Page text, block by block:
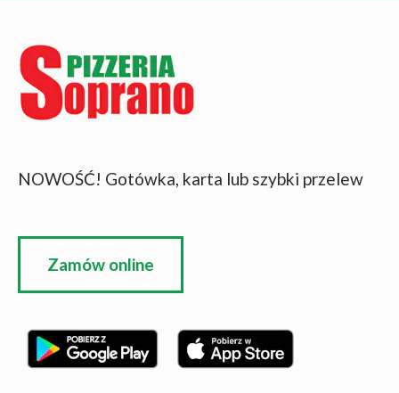
NOWOŚĆ! Gotówka, karta lub szybki przelew
Zamów online